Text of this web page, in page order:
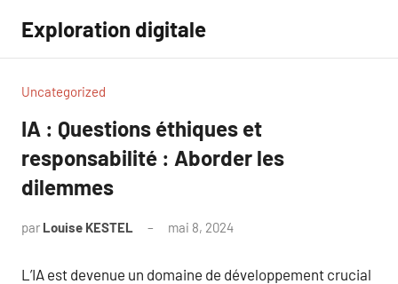
contenu
Exploration digitale
Uncategorized
IA : Questions éthiques et
responsabilité : Aborder les
dilemmes
par Louise KESTEL mai 8, 2024
L’IA est devenue un domaine de développement crucial